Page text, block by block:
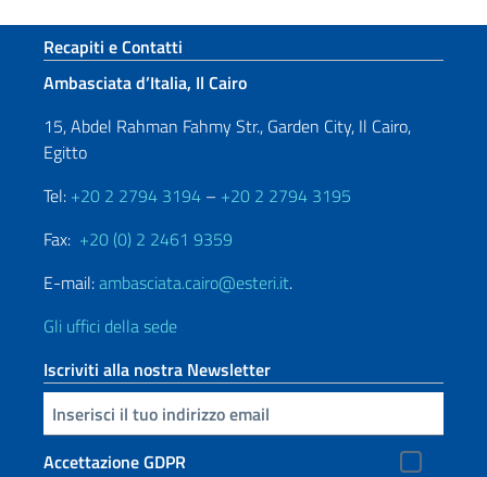
Sezione footer
Recapiti e Contatti
Ambasciata d’Italia, Il Cairo
15, Abdel Rahman Fahmy Str., Garden City, Il Cairo,
Egitto
Tel: +20 2 2794 3194 – +20 2 2794 3195
Fax: +20 (0) 2 2461 9359
E-mail:ambasciata.cairo@esteri.it.
Gli uffici della sede
Iscriviti alla nostra Newsletter
Inserisci la tua email
Accettazione GDPR